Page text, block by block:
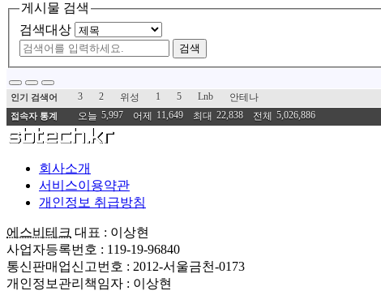
게시물 검색
검색대상
검색
인기 검색어 3 2 위성 1 5 Lnb 안테나
접속자 통계 오늘 5,997 어제 11,649 최대 22,838 전체 5,026,886
회사소개
서비스이용약관
개인정보 취급방침
에스비테크 대표 : 이상현
사업자등록번호 : 119-19-96840
통신판매업신고번호 : 2012-서울금천-0173
개인정보관리책임자 : 이상현